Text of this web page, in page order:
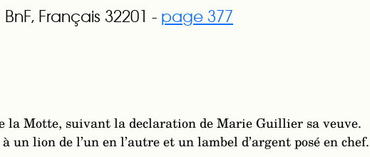
BnF, Français 32201 - page 377
la Motte, suivant la declaration de Marie Guillier sa veuve.
un lion de l’un en l’autre et un lambel d’argent posé en chef.